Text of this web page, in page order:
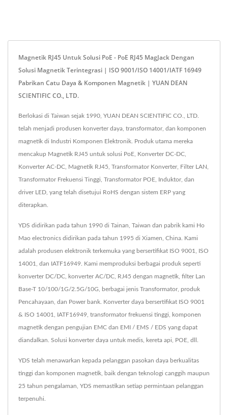
Magnetik RJ45 Untuk Solusi PoE - PoE RJ45 MagJack Dengan
Solusi Magnetik Terintegrasi | ISO 9001/ISO 14001/IATF 16949
Pabrikan Catu Daya & Komponen Magnetik | YUAN DEAN
SCIENTIFIC CO., LTD.
Berlokasi di Taiwan sejak 1990, YUAN DEAN SCIENTIFIC CO., LTD.
telah menjadi produsen konverter daya, transformator, dan komponen
magnetik di Industri Komponen Elektronik. Produk utama mereka
mencakup Magnetik RJ45 untuk solusi PoE, Konverter DC-DC,
Konverter AC-DC, Magnetik RJ45, Transformator Konverter, Filter LAN,
Transformator Frekuensi Tinggi, Transformator POE, Induktor, dan
driver LED, yang telah disetujui RoHS dengan sistem ERP yang
diterapkan.
YDS didirikan pada tahun 1990 di Tainan, Taiwan dan pabrik kami Ho
Mao electronics didirikan pada tahun 1995 di Xiamen, China. Kami
adalah produsen elektronik terkemuka yang bersertifikat ISO 9001, ISO
14001, dan IATF16949. Kami memproduksi berbagai produk seperti
konverter DC/DC, konverter AC/DC, RJ45 dengan magnetik, filter Lan
Base-T 10/100/1G/2.5G/10G, berbagai jenis Transformator, produk
Pencahayaan, dan Power bank. Konverter daya bersertifikat ISO 9001
& ISO 14001, IATF16949, transformator frekuensi tinggi, komponen
magnetik dengan pengujian EMC dan EMI / EMS / EDS yang dapat
diandalkan. Solusi konverter daya untuk medis, kereta api, POE, dll.
YDS telah menawarkan kepada pelanggan pasokan daya berkualitas
tinggi dan komponen magnetik, baik dengan teknologi canggih maupun
25 tahun pengalaman, YDS memastikan setiap permintaan pelanggan
terpenuhi.